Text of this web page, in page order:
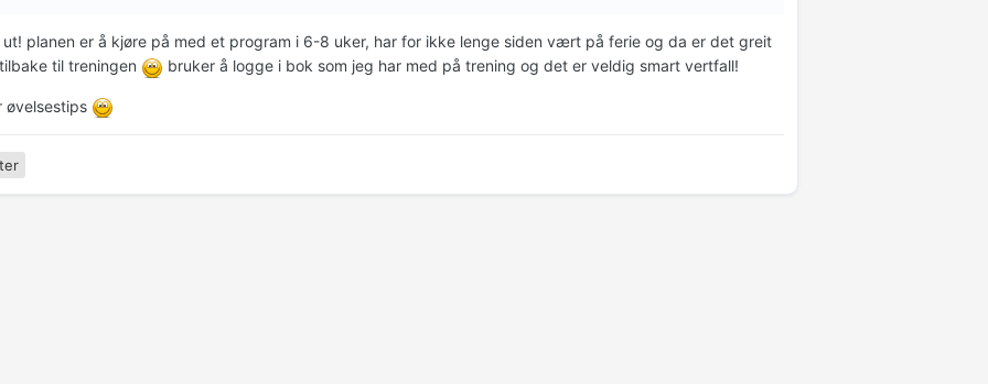
ut! planen er å kjøre på med et program i 6-8 uker, har for ikke lenge siden vært på ferie og da er det greit
til treningen
bruker å logge i bok som jeg har med på trening og det er veldig smart vertfall!
øvelsestips